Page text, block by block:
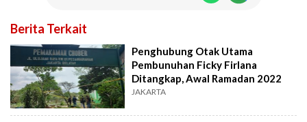
Berita Terkait
Penghubung Otak Utama
Pembunuhan Ficky Firlana
Ditangkap, Awal Ramadan 2022
JAKARTA